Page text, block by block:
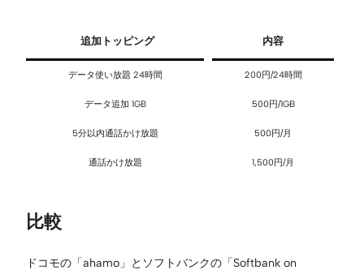
追加トッピング 内容
データ使い放題 24時間 200円/24時間
データ追加 1GB 500円/1GB
5分以内通話かけ放題 500円/月
通話かけ放題 1,500円/月
比較
ドコモの「ahamo」とソフトバンクの「Softbank on